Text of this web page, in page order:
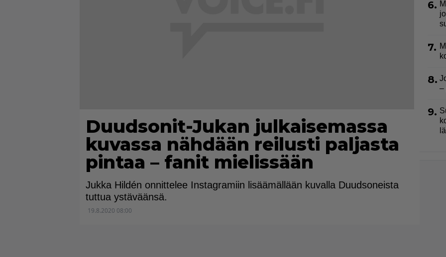
Duudsonit-Jukan julkaisemassa
kuvassa nähdään reilusti paljasta
pintaa – fanit mielissään
Jukka Hildén onnittelee Instagramiin lisäämällään kuvalla Duudsoneista
tuttua ystäväänsä.
19.8.2020 08:00
6.
7.
8.
–
9.